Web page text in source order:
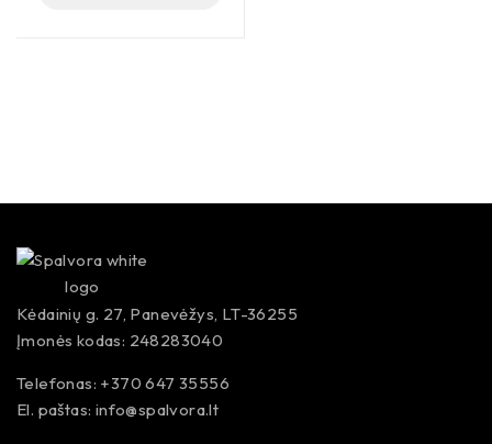
Kėdainių g. 27, Panevėžys, LT-36255
Įmonės kodas: 248283040
Telefonas: +370 647 35556
El. paštas: info@spalvora.lt